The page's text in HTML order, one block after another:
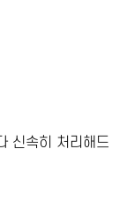
신속히 처리해드